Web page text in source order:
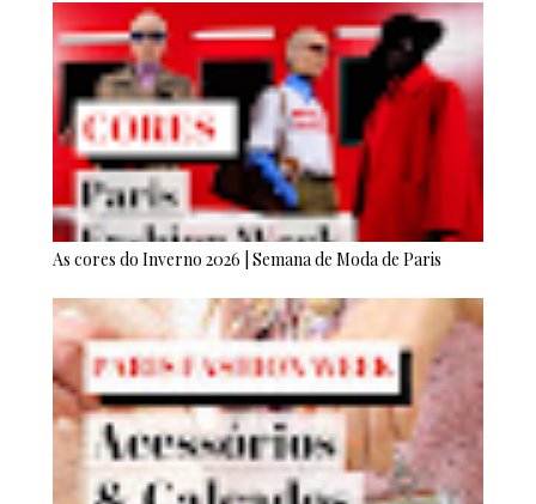
As cores do Inverno 2026 | Semana de Moda de Paris